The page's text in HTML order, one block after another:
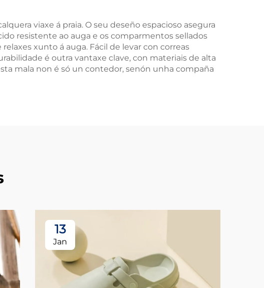
viaxe á praia. O seu deseño espacioso asegura
resistente ao auga e os comparmentos sellados
xunto á auga. Fácil de levar con correas
é outra vantaxe clave, con materiais de alta
mala non é só un contedor, senón unha compaña
13
Jan